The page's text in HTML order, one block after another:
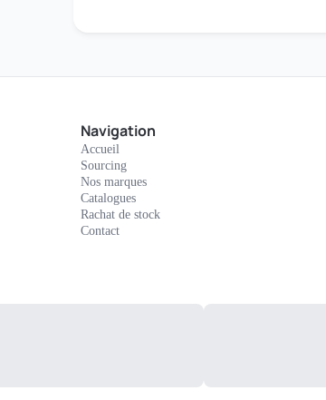
Navigation
Accueil
Sourcing
Nos marques
Catalogues
Rachat de stock
Contact